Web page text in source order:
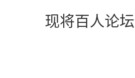
现将百人论坛